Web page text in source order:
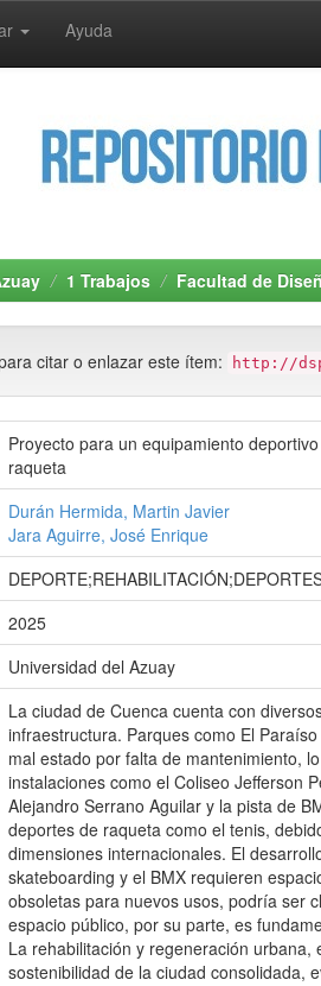
Ayuda
1 Trabajos Facultad de
citar o enlazar este ítem: http://
Proyecto para un equipamiento
raqueta
Durán Hermida, Martin Javier
Jara Aguirre, José Enrique
2025
Universidad del Azuay
La ciudad de Cuenca cuenta con
infraestructura. Parques como El
mal estado por falta de mantenimiento,
instalaciones como el Coliseo Jefferson
Alejandro Serrano Aguilar y la pista de
deportes de raqueta como el tenis,
dimensiones internacionales. El
skateboarding y el BMX requieren
obsoletas para nuevos usos, podría ser
espacio público, por su parte, es
La rehabilitación y regeneración
sostenibilidad de la ciudad consolidada,